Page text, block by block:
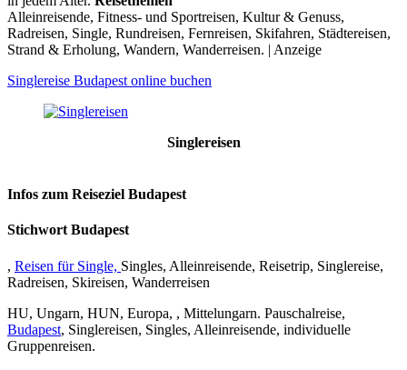
Alleinreisende, Fitness- und Sportreisen, Kultur & Genuss,
Radreisen, Single, Rundreisen, Fernreisen, Skifahren, Städtereisen,
Strand & Erholung, Wandern, Wanderreisen. | Anzeige
Singlereise Budapest online buchen
Singlereisen
Infos zum Reiseziel Budapest
Stichwort Budapest
, Reisen für Single, Singles, Alleinreisende, Reisetrip, Singlereise,
Radreisen, Skireisen, Wanderreisen
HU, Ungarn, HUN, Europa, , Mittelungarn. Pauschalreise,
Budapest, Singlereisen, Singles, Alleinreisende, individuelle
Gruppenreisen.